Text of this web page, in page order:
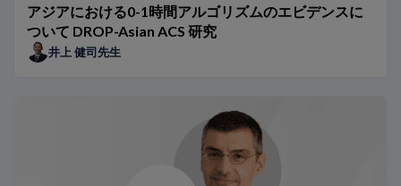
アジア人患者における0h/1hアルゴリズムのベネフィット
NT-proBNPは異なる集団グループで検証されていますか？
NT-proBNP検査は将来的にどのように進化するのでしょうか
日本の医療機関における0h/1hアルゴリズムのベネフィット
0h/1hアルゴリズムを用いた患者の事例紹介
BNPとNT-proBNPの比較：専門家による見解
ARNi BNPによる治療がナトリウム利尿ペプチドの使用に及ぼ
アジアにおける0-1時間アルゴリズムのエビデンスに
ついて DROP-Asian ACS 研究
井上 健司先生